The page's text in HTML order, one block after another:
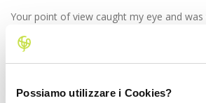
Possiamo utilizzare i Cookies?
Your point of view caught my eye and was
Thanks. I have a question for you.